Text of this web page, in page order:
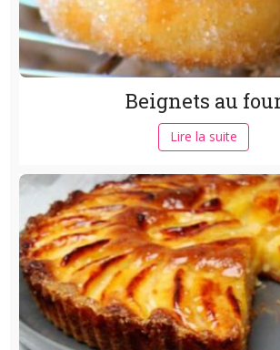
Beignets au
Lire la suite